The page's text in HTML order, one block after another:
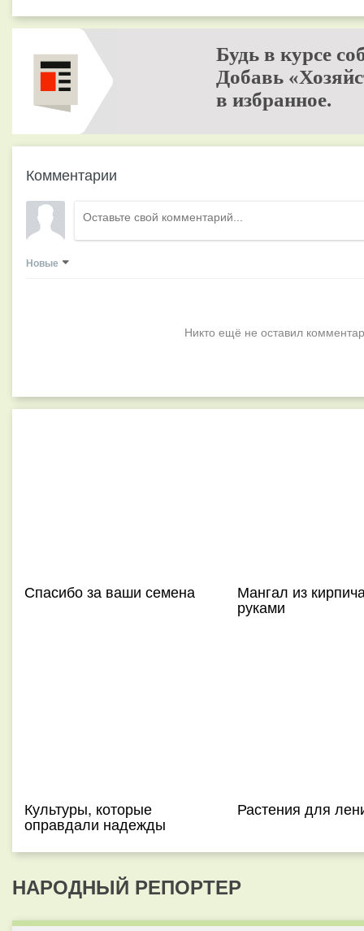
Будь в курсе
Добавь
в избранное.
Комментарии
Новые
Никто ещё не оставил
Спасибо за ваши семена Мангал из
руками
Культуры, которые
оправдали надежды
Растения для
НАРОДНЫЙ РЕПОРТЕР